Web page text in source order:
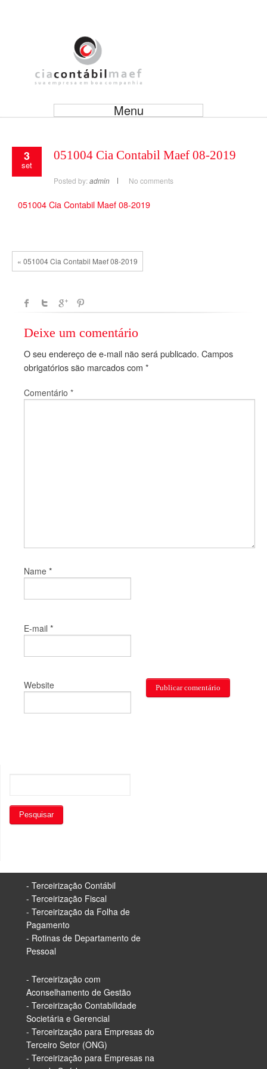
Menu
3
set
051004 Cia Contabil Maef 08-2019
Posted by: admin No comments
051004 Cia Contabil Maef 08-2019
« 051004 Cia Contabil Maef 08-2019
Deixe um comentário
O seu endereço de e-mail não será publicado. Campos
obrigatórios são marcados com *
Comentário *
Name *
E-mail *
Website
- Terceirização Contábil
- Terceirização Fiscal
- Terceirização da Folha de
Pagamento
- Rotinas de Departamento de
Pessoal
- Terceirização com
Aconselhamento de Gestão
- Terceirização Contabilidade
Societária e Gerencial
- Terceirização para Empresas do
Terceiro Setor (ONG)
- Terceirização para Empresas na